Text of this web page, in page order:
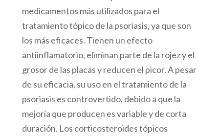
medicamentos más utilizados para el
tratamiento tópico de la psoriasis, ya que son
los más eficaces. Tienen un efecto
antiinflamatorio, eliminan parte de la rojez y el
grosor de las placas y reducen el picor. A pesar
de su eficacia, su uso en el tratamiento de la
psoriasis es controvertido, debido a que la
mejoría que producen es variable y de corta
duración. Los corticosteroides tópicos